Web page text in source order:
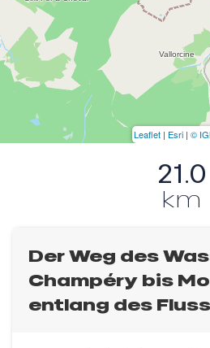
21.0
km
Der Weg des
Champéry bis
entlang des
Leaflet | Esri | ©